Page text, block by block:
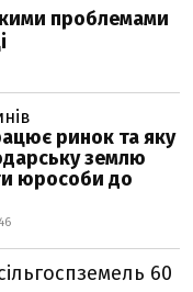
проблемами
ринок та яку
землю
юрособи до
60